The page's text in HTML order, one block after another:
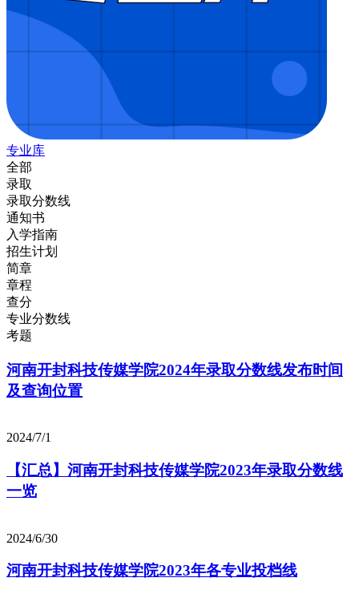
专业库
全部
录取
录取分数线
通知书
入学指南
招生计划
简章
章程
查分
专业分数线
考题
河南开封科技传媒学院2024年录取分数线发布时间
及查询位置
2024/7/1
【汇总】河南开封科技传媒学院2023年录取分数线
一览
2024/6/30
河南开封科技传媒学院2023年各专业投档线